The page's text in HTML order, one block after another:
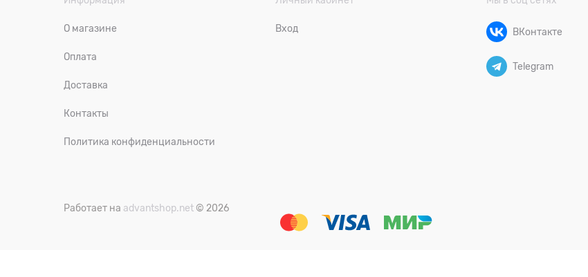
О магазине
Оплата
Доставка
Контакты
Политика конфиденциальности
Вход ВКонтакте
Telegram
Работает на advantshop.net © 2026